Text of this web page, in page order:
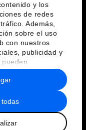
y los
de redes
Además,
sobre el uso
con nuestros
publicidad y
que les
hayan
que haya
todas